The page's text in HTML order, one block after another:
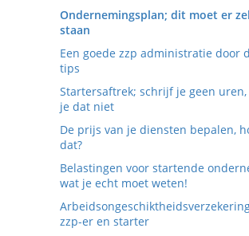
Ondernemingsplan; dit moet er
staan
Een goede zzp administratie door
tips
Startersaftrek; schrijf je geen
je dat niet
De prijs van je diensten bepalen,
dat?
Belastingen voor startende
wat je echt moet weten!
zzp-er en starter